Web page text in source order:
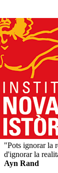
"Pots ignorar la
d'ignorar la
Ayn Rand